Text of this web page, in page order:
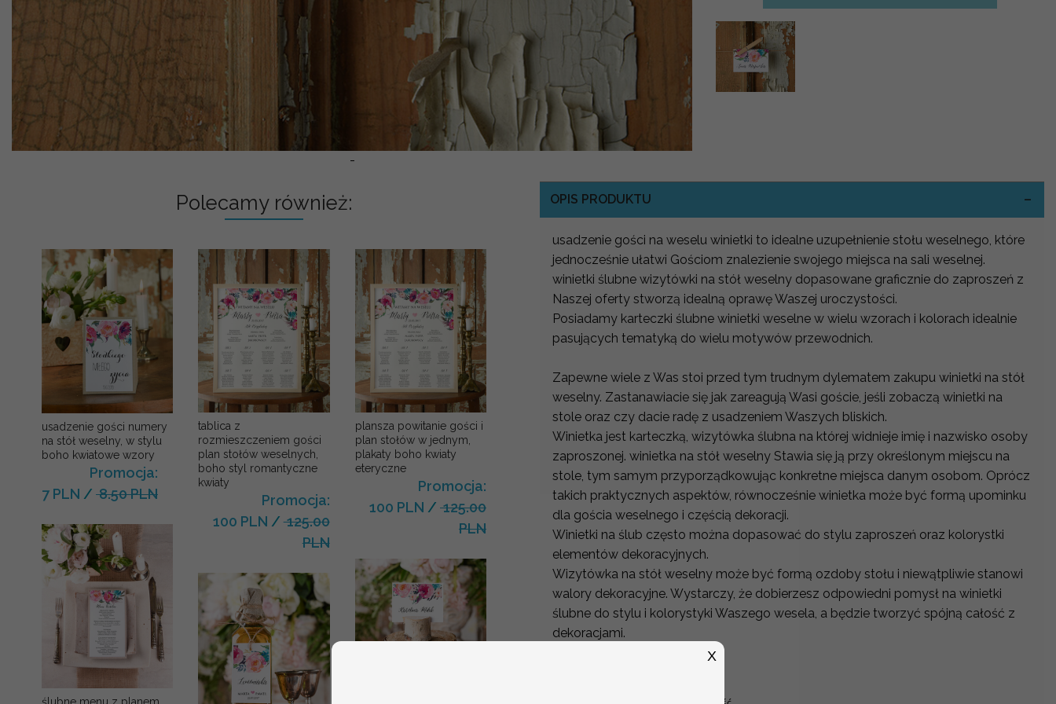
-
Polecamy również:
usadzenie gości numery
na stół weselny, w stylu
boho kwiatowe wzory
Promocja:
7 PLN / 8.50 PLN
tablica z
rozmieszczeniem gości
plan stołów weselnych,
boho styl romantyczne
kwiaty
Promocja:
100 PLN /125.00
PLN
plansza powitanie gości i
plan stołów w jednym,
plakaty boho kwiaty
eteryczne
Promocja:
100 PLN / 125.00
PLN
OPIS PRODUKTU
usadzenie gości na weselu winietki to idealne uzupełnienie stołu weselnego, które
jednocześnie ułatwi Gościom znalezienie swojego miejsca na sali weselnej.
winietki ślubne wizytówki na stół weselny dopasowane graficznie do zaproszeń z
Naszej oferty stworzą idealną oprawę Waszej uroczystości.
Posiadamy karteczki ślubne winietki weselne w wielu wzorach i kolorach idealnie
pasujących tematyką do wielu motywów przewodnich.
Zapewne wiele z Was stoi przed tym trudnym dylematem zakupu winietki na stół
weselny. Zastanawiacie się jak zareagują Wasi goście, jeśli zobaczą winietki na
stole oraz czy dacie radę z usadzeniem Waszych bliskich.
Winietka jest karteczką, wizytówka ślubna na której widnieje imię i nazwisko osoby
zaproszonej. winietka na stół weselny Stawia się ją przy określonym miejscu na
stole, tym samym przyporządkowując konkretne miejsca danym osobom. Oprócz
takich praktycznych aspektów, równocześnie winietka może być formą upominku
dla gościa weselnego i częścią dekoracji.
Winietki na ślub często można dopasować do stylu zaproszeń oraz kolorystki
elementów dekoracyjnych.
Wizytówka na stół weselny może być formą ozdoby stołu i niewątpliwie stanowi
walory dekoracyjne. Wystarczy, że dobierzesz odpowiedni pomysł na winietki
ślubne do stylu i kolorystyki Waszego wesela, a będzie tworzyć spójną całość z
dekoracjami.
X